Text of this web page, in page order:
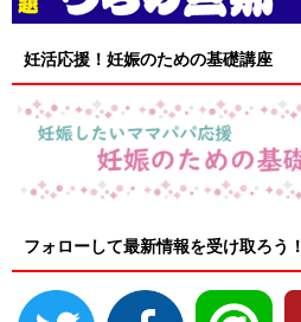
妊活応援！妊娠のための基礎講座
フォローして最新情報を受け取ろう！